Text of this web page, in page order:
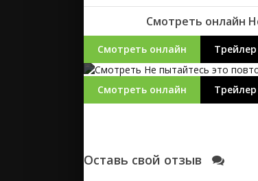
Смотреть онлайн
Смотреть онлайн Трейлер
Смотреть онлайн Трейлер
Оставь свой отзыв